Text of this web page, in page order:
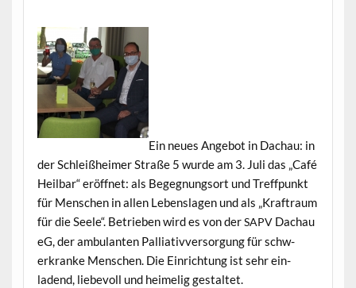
Ein neues Ange­bot in Dachau: in
der Schleißheimer Straße 5 wurde am 3. Juli das „Café
Heil­bar“ eröffnet: als Begeg­nung­sort und Tre­ff­punkt
für Men­schen in allen Lebensla­gen und als „Kraftraum
für die Seele“. Betrieben wird es von derSAPVDachau
eG, der ambu­lanten Pal­lia­tivver­sorgung für schw­
erkranke Men­schen. Die Ein­rich­tung ist sehr ein­
ladend, liebevoll und heimelig gestaltet.